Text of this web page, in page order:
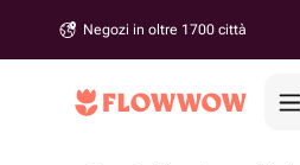
Negozi in oltre 1700 città